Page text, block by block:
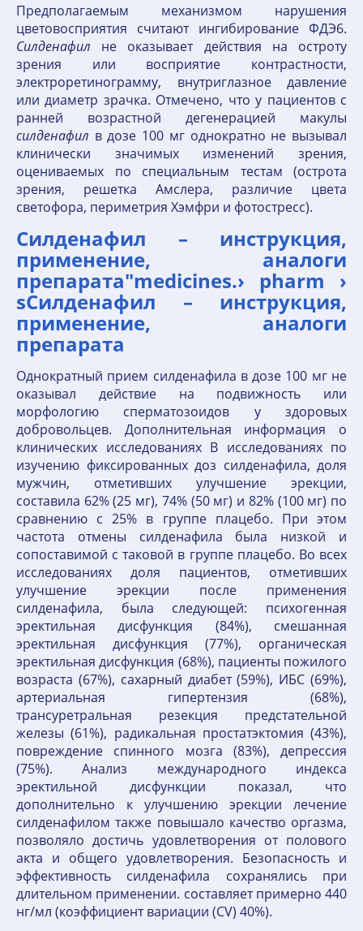
Предполагаемым механизмом нарушения
цветовосприятия считают ингибирование ФДЭ6.
Силденафил не оказывает действия на остроту
зрения или восприятие контрастности,
электроретинограмму, внутриглазное давление
или диаметр зрачка. Отмечено, что у пациентов с
ранней возрастной дегенерацией макулы
силденафил в дозе 100 мг однократно не вызывал
клинически значимых изменений зрения,
оцениваемых по специальным тестам (острота
зрения, решетка Амслера, различие цвета
светофора, периметрия Хэмфри и фотостресс).
Силденафил – инструкция,
применение, аналоги
препарата"medicines.› pharm ›
sСилденафил – инструкция,
применение, аналоги
препарата
Однократный прием силденафила в дозе 100 мг не
оказывал действие на подвижность или
морфологию сперматозоидов у здоровых
добровольцев. Дополнительная информация о
клинических исследованиях В исследованиях по
изучению фиксированных доз силденафила, доля
мужчин, отметивших улучшение эрекции,
составила 62% (25 мг), 74% (50 мг) и 82% (100 мг) по
сравнению с 25% в группе плацебо. При этом
частота отмены силденафила была низкой и
сопоставимой с таковой в группе плацебо. Во всех
исследованиях доля пациентов, отметивших
улучшение эрекции после применения
силденафила, была следующей: психогенная
эректильная дисфункция (84%), смешанная
эректильная дисфункция (77%), органическая
эректильная дисфункция (68%), пациенты пожилого
возраста (67%), сахарный диабет (59%), ИБС (69%),
артериальная гипертензия (68%),
трансуретральная резекция предстательной
железы (61%), радикальная простатэктомия (43%),
повреждение спинного мозга (83%), депрессия
(75%). Анализ международного индекса
эректильной дисфункции показал, что
дополнительно к улучшению эрекции лечение
силденафилом также повышало качество оргазма,
позволяло достичь удовлетворения от полового
акта и общего удовлетворения. Безопасность и
эффективность силденафила сохранялись при
длительном применении. составляет примерно 440
нг/мл (коэффициент вариации (CV) 40%).